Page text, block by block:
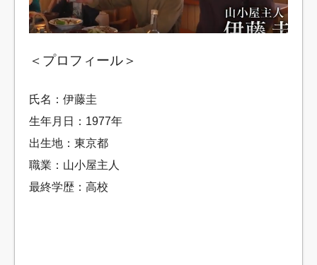
＜プロフィール＞
氏名：伊藤圭
生年月日：1977年
出生地：東京都
職業：山小屋主人
最終学歴：高校